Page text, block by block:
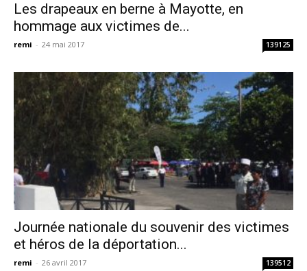
Les drapeaux en berne à Mayotte, en
hommage aux victimes de...
remi - 24 mai 2017 139125
Journée nationale du souvenir des victimes
et héros de la déportation...
remi - 26 avril 2017 139512